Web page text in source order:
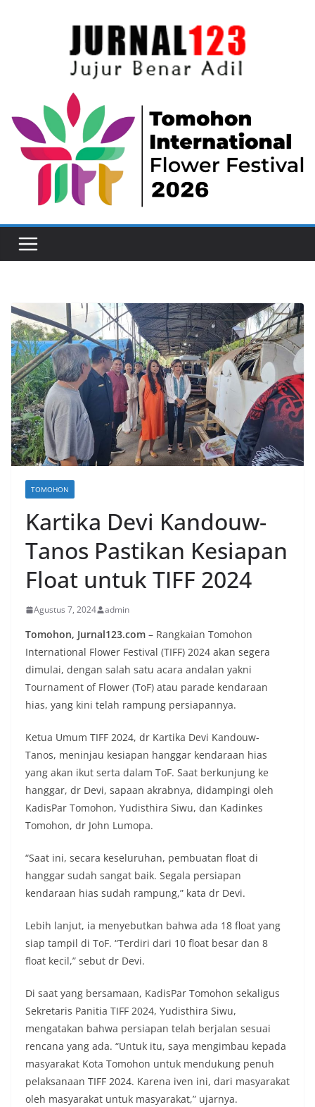
TOMOHON
Kartika Devi Kandouw-
Tanos Pastikan Kesiapan
Float untuk TIFF 2024
Agustus 7, 2024 admin
Tomohon, Jurnal123.com – Rangkaian Tomohon
International Flower Festival (TIFF) 2024 akan segera
dimulai, dengan salah satu acara andalan yakni
Tournament of Flower (ToF) atau parade kendaraan
hias, yang kini telah rampung persiapannya.
Ketua Umum TIFF 2024, dr Kartika Devi Kandouw-
Tanos, meninjau kesiapan hanggar kendaraan hias
yang akan ikut serta dalam ToF. Saat berkunjung ke
hanggar, dr Devi, sapaan akrabnya, didampingi oleh
KadisPar Tomohon, Yudisthira Siwu, dan Kadinkes
Tomohon, dr John Lumopa.
“Saat ini, secara keseluruhan, pembuatan float di
hanggar sudah sangat baik. Segala persiapan
kendaraan hias sudah rampung,” kata dr Devi.
Lebih lanjut, ia menyebutkan bahwa ada 18 float yang
siap tampil di ToF. “Terdiri dari 10 float besar dan 8
float kecil,” sebut dr Devi.
Di saat yang bersamaan, KadisPar Tomohon sekaligus
Sekretaris Panitia TIFF 2024, Yudisthira Siwu,
mengatakan bahwa persiapan telah berjalan sesuai
rencana yang ada. “Untuk itu, saya mengimbau kepada
masyarakat Kota Tomohon untuk mendukung penuh
pelaksanaan TIFF 2024. Karena iven ini, dari masyarakat
oleh masyarakat untuk masyarakat,” ujarnya.